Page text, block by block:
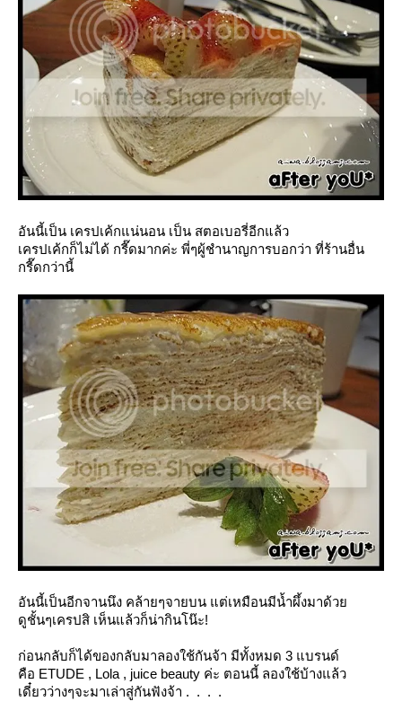
อันนี้เป็น เครปเค้กแน่นอน เป็น สตอเบอรี่อีกแล้ว
เครปเค้กก็ไม่ได้ กรี๊ดมากค่ะ พี่ๆผู้ชำนาญการบอกว่า ที่ร้านอื่น
กรี๊ดกว่านี้
อันนี้เป็นอีกจานนึง คล้ายๆจายบน แต่เหมือนมีน้ำผึ้งมาด้ว
ดูชั้นๆเครปสิ เห็นแล้วก็น่ากินโน๊ะ!
ก่อนกลับก็ได้ของกลับมาลองใช้กันจ้า มีทั้งหมด 3 แบรนด์
คือ ETUDE , Lola , juice beauty ค่ะ ตอนนี้ ลองใช้บ้างแล้ว
เดี๋ยวว่างๆจะมาเล่าสู่กันฟังจ้า . . . .